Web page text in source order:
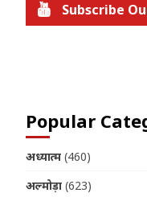
Subscribe
Popular
अध्यात्म (460)
अल्मोड़ा (623)